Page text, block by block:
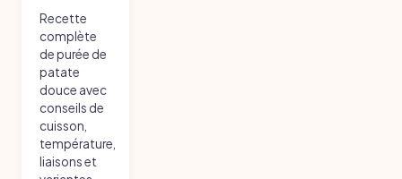
Recette
complète
de purée de
patate
douce avec
conseils de
cuisson,
température,
liaisons et